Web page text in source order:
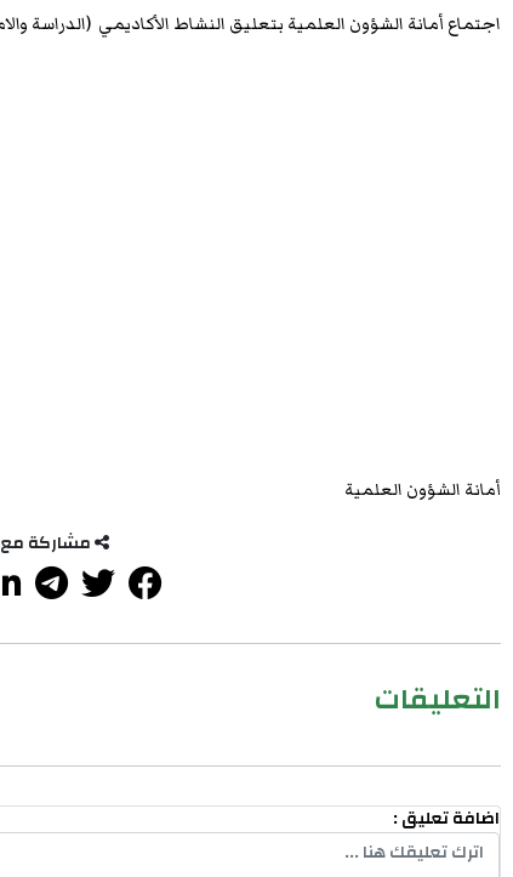
اجتماع أمانة الشؤون العلمية بتعليق النشاط الأكاديمي (الدراسة
أمانة الشؤون العلمية
مشاركة مع
التعليقات
اضافة تعليق :